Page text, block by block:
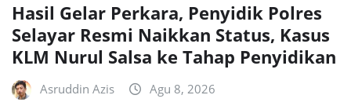
Hasil Gelar Perkara, Penyidik Polres
Selayar Resmi Naikkan Status, Kasus
KLM Nurul Salsa ke Tahap Penyidikan
Asruddin Azis Agu 8, 2026